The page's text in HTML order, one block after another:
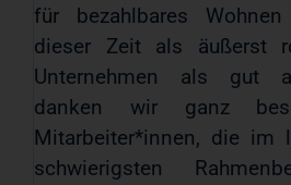
für bezahlbares
dieser Zeit als äußerst
Unternehmen als gut
danken wir ganz
Mitarbeiter*innen, die im
schwierigsten